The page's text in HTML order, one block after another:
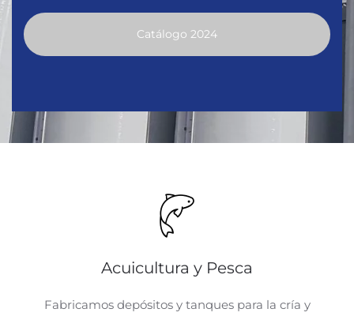
Catálogo 2024
Acuicultura y Pesca
Fabricamos depósitos y tanques para la cría y